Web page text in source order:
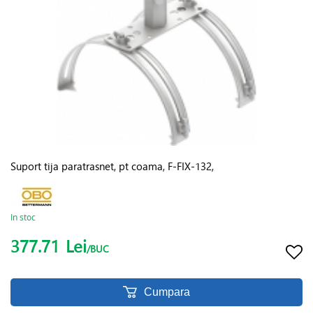
Suport tija paratrasnet, pt coama, F-FIX-132,
In stoc
377.71 Lei/BUC
Cumpara